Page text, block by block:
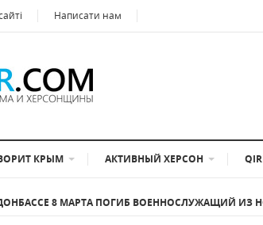
Написати нам
КРЫМ АКТИВНЫЙ ХЕРСОН
ДОНБАССЕ 8 МАРТА ПОГИБ ВОЕННОСЛУЖАЩИЙ